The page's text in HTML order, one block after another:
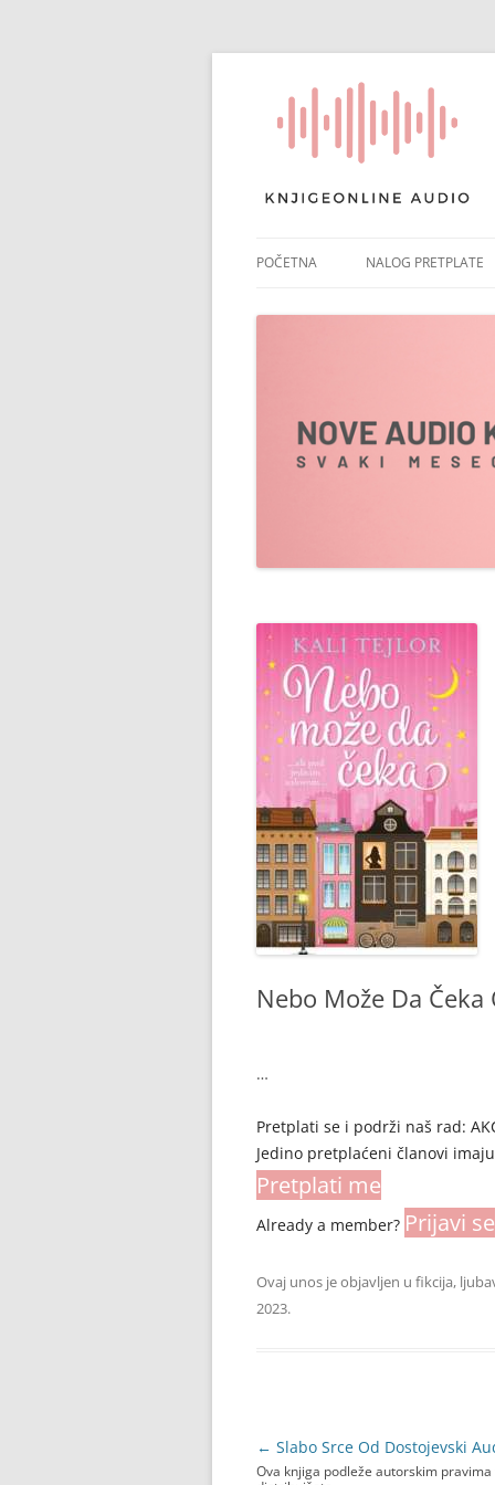
POČETNA NALOG PRETPLATE
PONIŠTI PRETPLATU
Nebo Može Da
…
Pretplati se i podrži naš rad:
Jedino pretplaćeni članovi
Pretplati me
Already a member? Prijavi se
Ovaj unos je objavljen u fikcija,
2023.
Navigacija
objava
← Slabo Srce Od Dostojevski
Ova knjiga podleže autorskim